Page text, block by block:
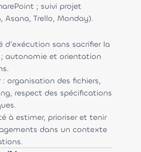
; suivi projet
Asana, Trello, Monday).
d’exécution sans sacrifier la
autonomie et orientation
: organisation des fichiers,
respect des spécifications
à estimer, prioriser et tenir
dans un contexte